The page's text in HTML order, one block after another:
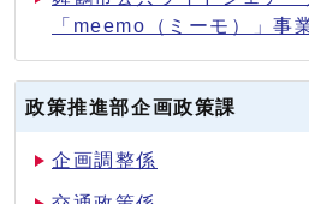
「meemo（ミーモ）」事
政策推進部企画政策課
企画調整係